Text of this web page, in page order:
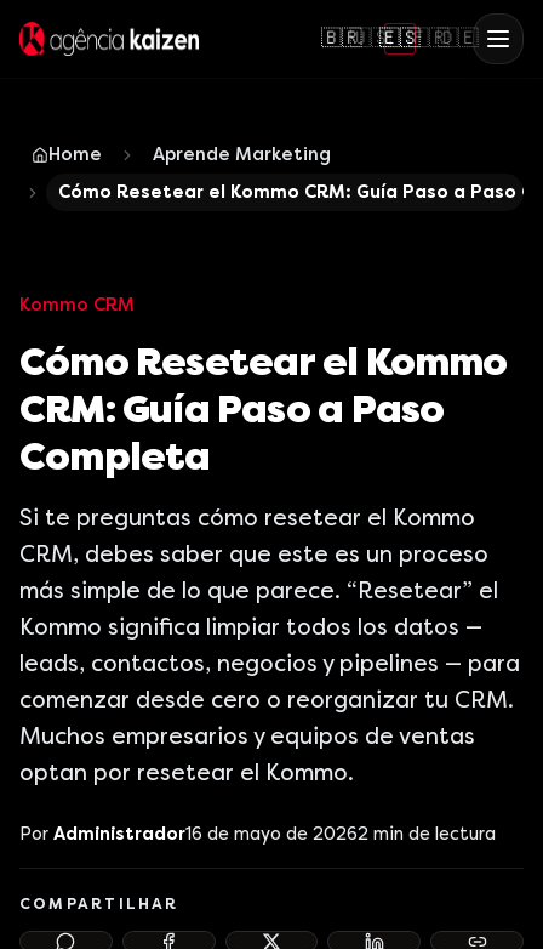
🇧🇷🇺🇸🇪🇸🇫🇷🇩🇪
Home
Aprende Marketing
Cómo Resetear el Kommo CRM: Guía Paso a Paso
Kommo CRM
Cómo Resetear el Kommo
CRM: Guía Paso a Paso
Completa
Si te preguntas cómo resetear el Kommo
CRM, debes saber que este es un proceso
más simple de lo que parece. “Resetear” el
Kommo significa limpiar todos los datos —
leads, contactos, negocios y pipelines — para
comenzar desde cero o reorganizar tu CRM.
Muchos empresarios y equipos de ventas
optan por resetear el Kommo.
Por Administrador16 de mayo de 20262 min de lectura
COMPARTILHAR